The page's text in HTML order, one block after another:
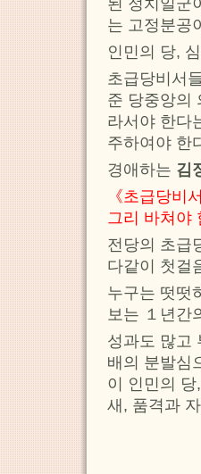
된 정치일군
는 고정분공
인민의 당,
초급당비서
준 당중앙의
라서야 한다
주하여야 한
경애하는 김
《초급당비
그리 바쳐야
전당의 초급
다같이 첫걸
누구는 떳떳
보는 １년간
성과도 많고
배의 분발심
이 인민의
새, 품격과